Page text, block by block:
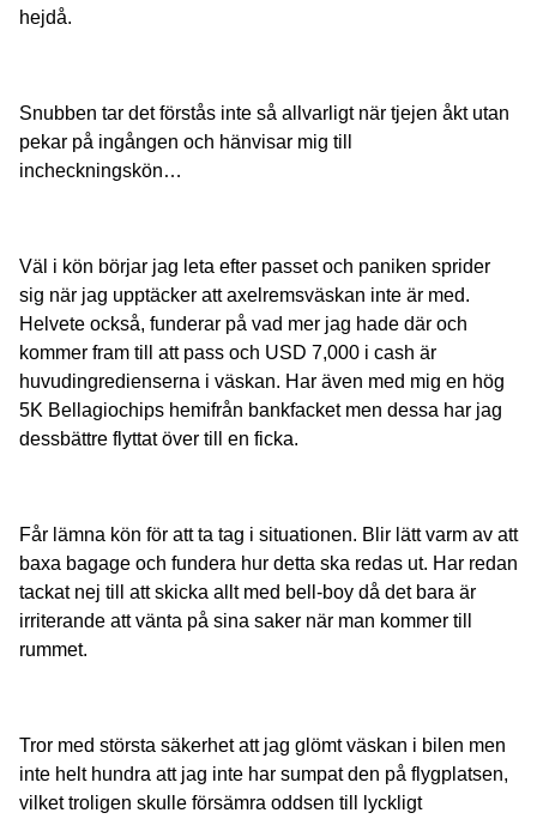
hejdå.
Snubben tar det förstås inte så allvarligt när tjejen åkt utan
pekar på ingången och hänvisar mig till
incheckningskön…
Väl i kön börjar jag leta efter passet och paniken sprider
sig när jag upptäcker att axelremsväskan inte är med.
Helvete också, funderar på vad mer jag hade där och
kommer fram till att pass och USD 7,000 i cash är
huvudingredienserna i väskan. Har även med mig en hög
5K Bellagiochips hemifrån bankfacket men dessa har jag
dessbättre flyttat över till en ficka.
Får lämna kön för att ta tag i situationen. Blir lätt varm av att
baxa bagage och fundera hur detta ska redas ut. Har redan
tackat nej till att skicka allt med bell-boy då det bara är
irriterande att vänta på sina saker när man kommer till
rummet.
Tror med största säkerhet att jag glömt väskan i bilen men
inte helt hundra att jag inte har sumpat den på flygplatsen,
vilket troligen skulle försämra oddsen till lyckligt